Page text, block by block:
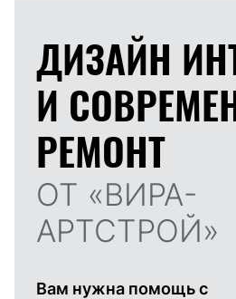
ДИЗАЙН
И
РЕМОНТ
ОТ «ВИРА-
АРТСТРОЙ»
Вам нужна помощь с